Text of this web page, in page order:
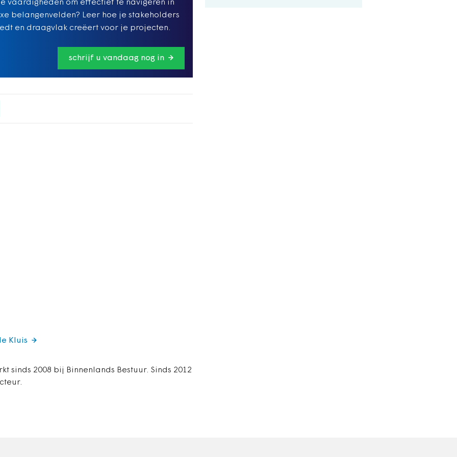
vaardigheden om effectief te navigeren in
belangenvelden? Leer hoe je stakeholders
en draagvlak creëert voor je projecten.
schrijf u vandaag nog in
sinds 2008 bij Binnenlands Bestuur. Sinds 2012
Kluis